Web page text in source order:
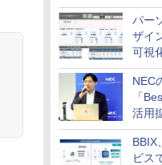
のデ
パー
ザイ
可視
化サ
NEC
「
活用
企業
フェ
BBIX
ビス